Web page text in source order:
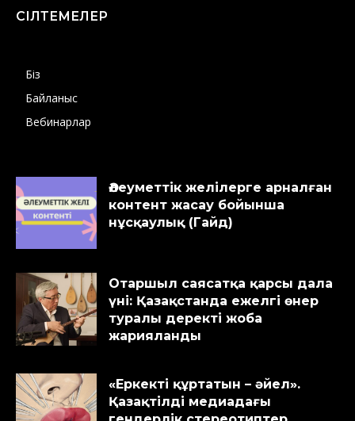
СІЛТЕМЕЛЕР
Біз
Байланыс
Вебинарлар
Әлеуметтік желілерге арналған
контент жасау бойынша
нұсқаулық (Гайд)
Отаршыл саясатқа қарсы дала
үні: Қазақстанда ежелгі өнер
туралы деректі жоба
жарияланды
«Еркекті құртатын – әйел».
Қазақтілді медиадағы